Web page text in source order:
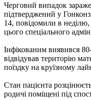
Черговий випадок
підтверджений у
14, повідомили в
цього спеціального
Інфікованим виявився
відвідував територію
поїздку на круїзному
Стан пацієнта
родичі поміщені під